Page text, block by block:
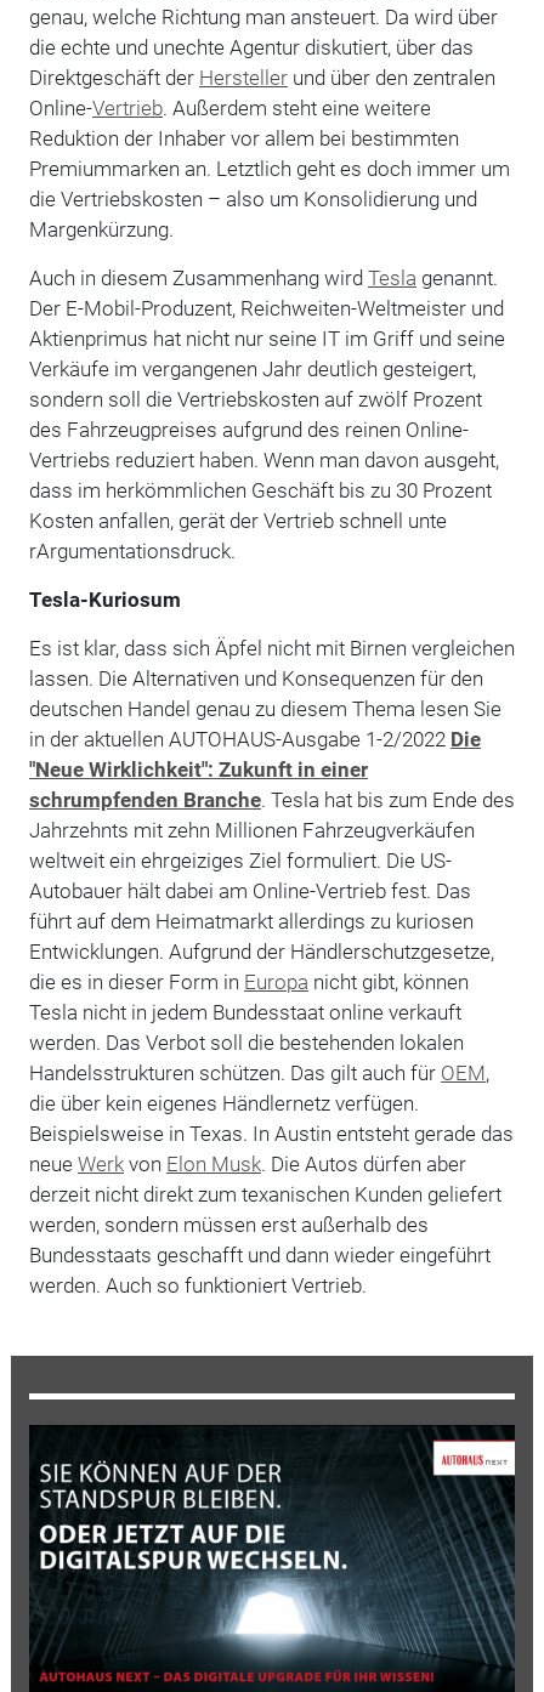
genau, welche Richtung man ansteuert. Da wird über
die echte und unechte Agentur diskutiert, über das
Direktgeschäft der Herstellerund über den zentralen
Online-Vertrieb. Außerdem steht eine weitere
Reduktion der Inhaber vor allem bei bestimmten
Premiummarken an. Letztlich geht es doch immer um
die Vertriebskosten – also um Konsolidierung und
Margenkürzung.
Auch in diesem Zusammenhang wird Tesla genannt.
Der E-Mobil-Produzent, Reichweiten-Weltmeister und
Aktienprimus hat nicht nur seine IT im Griff und seine
Verkäufe im vergangenen Jahr deutlich gesteigert,
sondern soll die Vertriebskosten auf zwölf Prozent
des Fahrzeugpreises aufgrund des reinen Online-
Vertriebs reduziert haben. Wenn man davon ausgeht,
dass im herkömmlichen Geschäft bis zu 30 Prozent
Kosten anfallen, gerät der Vertrieb schnell unte
rArgumentationsdruck.
Tesla-Kuriosum
Es ist klar, dass sich Äpfel nicht mit Birnen vergleichen
lassen. Die Alternativen und Konsequenzen für den
deutschen Handel genau zu diesem Thema lesen Sie
in der aktuellen AUTOHAUS-Ausgabe 1-2/2022 Die
"Neue Wirklichkeit": Zukunft in einer
schrumpfenden Branche. Tesla hat bis zum Ende des
Jahrzehnts mit zehn Millionen Fahrzeugverkäufen
weltweit ein ehrgeiziges Ziel formuliert. Die US-
Autobauer hält dabei am Online-Vertrieb fest. Das
führt auf dem Heimatmarkt allerdings zu kuriosen
Entwicklungen. Aufgrund der Händlerschutzgesetze,
die es in dieser Form in Europa nicht gibt, können
Tesla nicht in jedem Bundesstaat online verkauft
werden. Das Verbot soll die bestehenden lokalen
Handelsstrukturen schützen. Das gilt auch für OEM,
die über kein eigenes Händlernetz verfügen.
Beispielsweise in Texas. In Austin entsteht gerade das
neue Werkvon Elon Musk. Die Autos dürfen aber
derzeit nicht direkt zum texanischen Kunden geliefert
werden, sondern müssen erst außerhalb des
Bundesstaats geschafft und dann wieder eingeführt
werden. Auch so funktioniert Vertrieb.